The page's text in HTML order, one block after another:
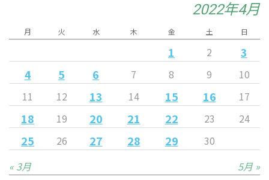
2022年4月
月 火 水 木 金 土 日
1 2
3
4
5 6 7 8 9
10
11
12 13 14 15 16 17
18 19 20 21 22 23 24
25 26 27 28 29
30
« 3月
5月 »